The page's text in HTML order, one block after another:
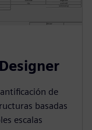
de
basadas
escalas